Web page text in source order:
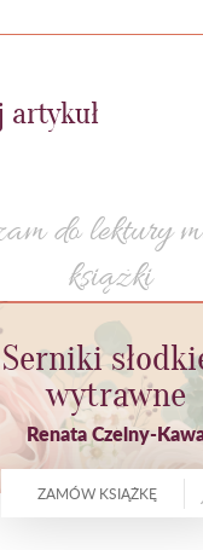
do lektury
książki
Serniki
wytrawne
Renata Czelny-
ZAMÓW KSIĄŻKĘ